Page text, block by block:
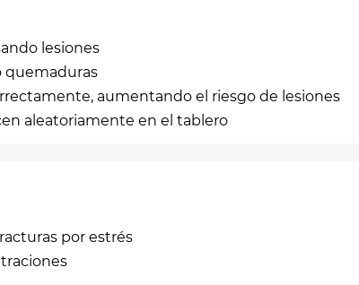
lesiones
quemaduras
aumentando el riesgo de lesiones
aleatoriamente en el tablero
por estrés